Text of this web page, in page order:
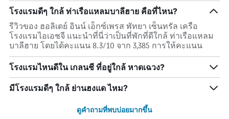
โรงแรมดีๆ ใกล้ ท่าเรือแหลมบาลีฮาย คือที่ไหน?
รีวิวของ ฮอลิเดย์ อินน์ เอ็กซ์เพรส พัทยา เซ็นทรัล เครือ
โรงแรมไอเอชจี แนะนำที่นี่ว่าเป็นที่พักที่ดีใกล้ ท่าเรือแหลม
บาลีฮาย โดยได้คะแนน 8.3/10 จาก 3,385 การให้คะแนน
โรงแรมไหนดีใน เกลนชี ที่อยู่ใกล้ หาดเฉวง?
มีโรงแรมดีๆ ใกล้ ย่านฮงแด ไหม?
ดูคำถามที่พบบ่อยมากขึ้น